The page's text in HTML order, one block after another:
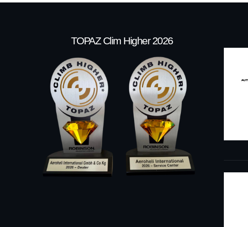
TOPAZ Clim Higher 2026